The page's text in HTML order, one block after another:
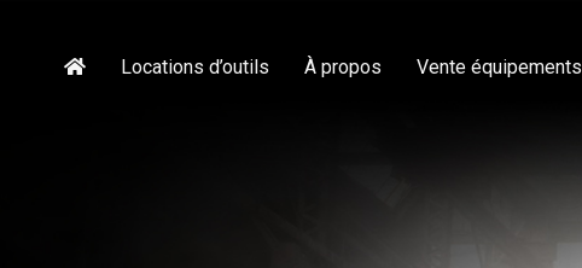
Locations d’outils À propos Vente équipements